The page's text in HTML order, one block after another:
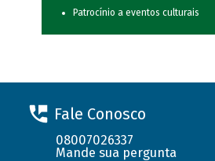
Patrocínio a eventos culturais
Fale Conosco
08007026337
Mande sua pergunta